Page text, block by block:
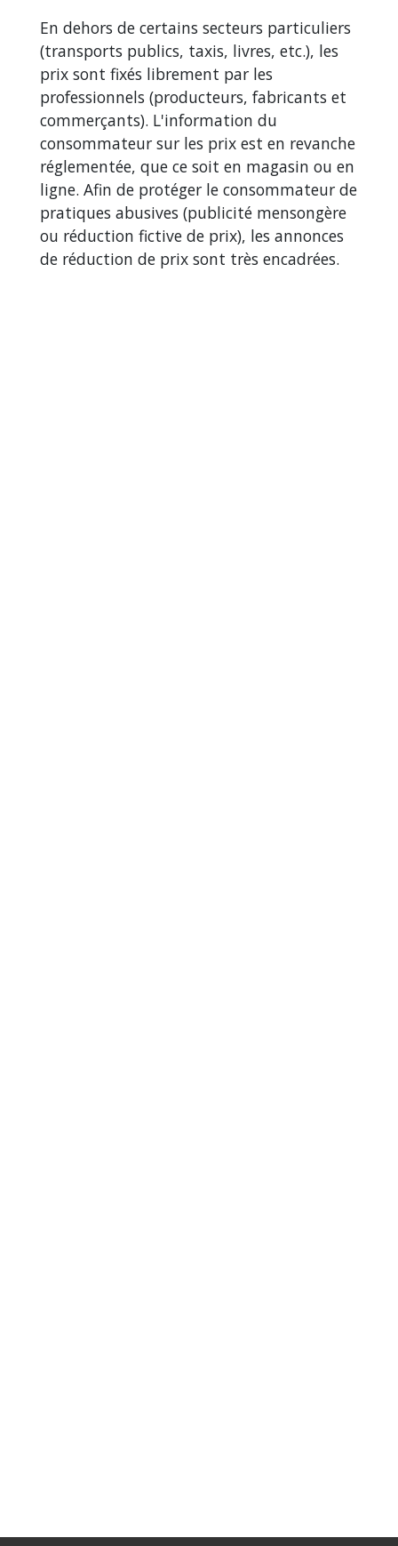
En dehors de certains secteurs particuliers
(transports publics, taxis, livres, etc.), les
prix sont fixés librement par les
professionnels (producteurs, fabricants et
commerçants). L'information du
consommateur sur les prix est en revanche
réglementée, que ce soit en magasin ou en
ligne. Afin de protéger le consommateur de
pratiques abusives (publicité mensongère
ou réduction fictive de prix), les annonces
de réduction de prix sont très encadrées.